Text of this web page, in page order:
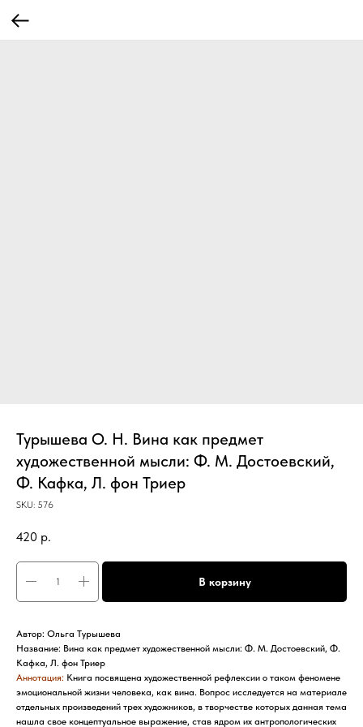
Турышева О. Н. Вина как предмет
художественной мысли: Ф. М. Достоевский,
Ф. Кафка, Л. фон Триер
SKU: 576
420 р.
В корзину
Автор: Ольга Турышева
Название: Вина как предмет художественной мысли: Ф. М. Достоевский, Ф.
Кафка, Л. фон Триер
Аннотация: Книга посвящена художественной рефлексии о таком феномене
эмоциональной жизни человека, как вина. Вопрос исследуется на материале
отдельных произведений трех художников, в творчестве которых данная тема
нашла свое концептуальное выражение, став ядром их антропологических